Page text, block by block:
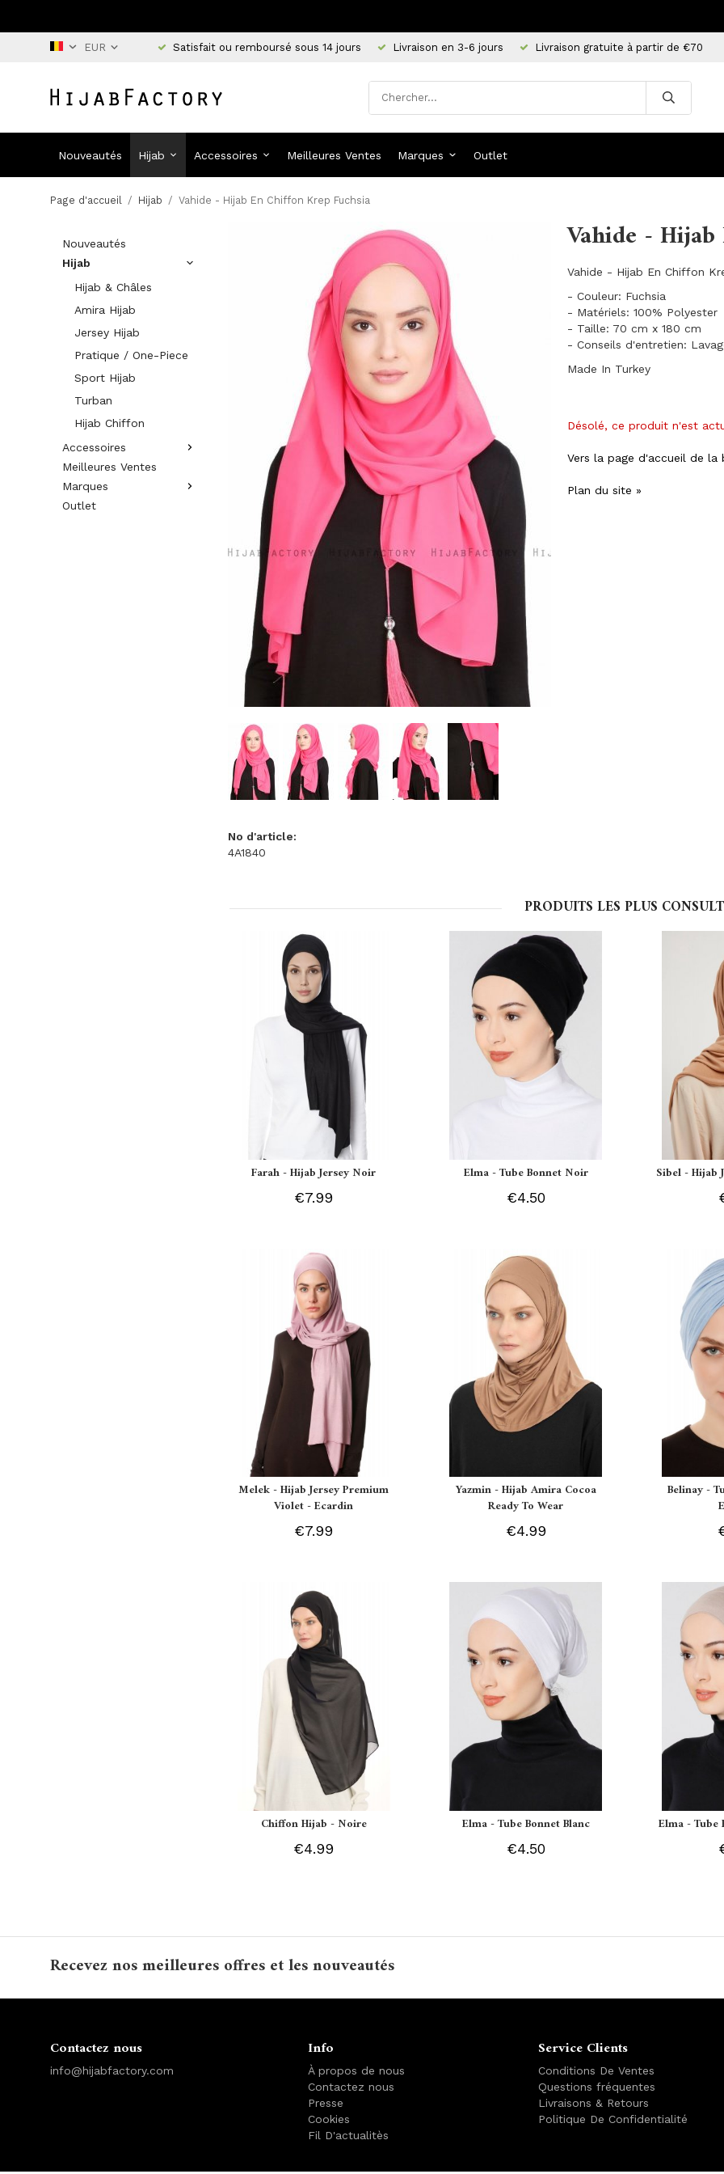
Satisfait ou remboursé sous 14 jours Livraison en 3-6 jours Livraison gratuite à partir de €70
Nouveautés Hijab Accessoires Meilleures Ventes Marques Outlet
Page d'accueil / Hijab / Vahide - Hijab En Chiffon Krep Fuchsia
Nouveautés
Hijab
Hijab & Châles
Amira Hijab
Jersey Hijab
Pratique / One-Piece
Sport Hijab
Turban
Hijab Chiffon
Accessoires
Meilleures Ventes
Marques
Outlet
Vahide -
Vahide - Hijab En Chiffon
- Couleur: Fuchsia
- Matériels: 100% Polyester
- Taille: 70 cm x 180 cm
- Conseils d'entretien:
Made In Turkey
Désolé, ce produit n'est
Vers la page d'accueil de la
Plan du site »
No d'article:
4A1840
PRODUITS LES PLUS
Farah - Hijab Jersey Noir
€7.99
Elma - Tube Bonnet Noir
€4.50
Sibel - Hijab
Melek - Hijab Jersey Premium
Violet - Ecardin
€7.99
Yazmin - Hijab Amira Cocoa
Ready To Wear
€4.99
Belinay -
Chiffon Hijab - Noire
€4.99
Elma - Tube Bonnet Blanc
€4.50
Elma - Tube
Recevez nos meilleures offres et les nouveautés
Contactez nous
info@hijabfactory.com
Info
À propos de nous
Contactez nous
Presse
Cookies
Fil D'actualitès
Service Clients
Conditions De Ventes
Questions fréquentes
Livraisons & Retours
Politique De Confidentialité